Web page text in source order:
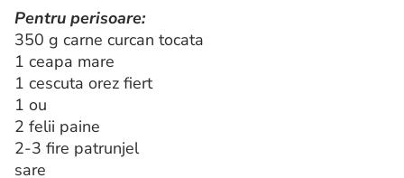
Pentru perisoare:
350 g carne curcan tocata
1 ceapa mare
1 cescuta orez fiert
1 ou
2 felii paine
2-3 fire patrunjel
sare